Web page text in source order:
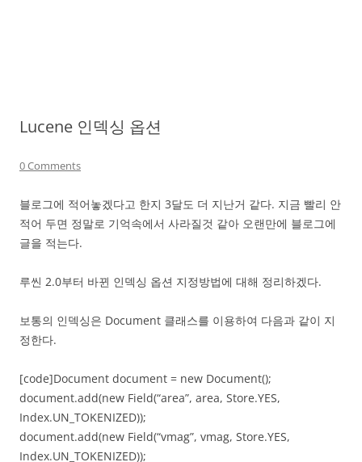
Lucene 인덱싱 옵션
0 Comments
블로그에 적어놓겠다고 한지 3달도 더 지난거 같다. 지금 빨리 안
적어 두면 정말로 기억속에서 사라질것 같아 오랜만에 블로그에
글을 적는다.
루씬 2.0부터 바뀐 인덱싱 옵션 지정방법에 대해 정리하겠다.
보통의 인덱싱은 Document 클래스를 이용하여 다음과 같이 지
정한다.
[code]Document document = new Document();
document.add(new Field(“area”, area, Store.YES,
Index.UN_TOKENIZED));
document.add(new Field(“vmag”, vmag, Store.YES,
Index.UN_TOKENIZED));